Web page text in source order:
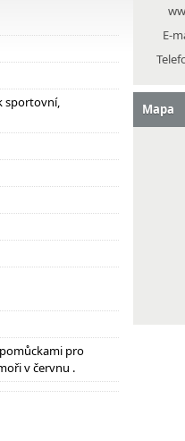
sportovní,
pro
v červnu .
E-
Mapa